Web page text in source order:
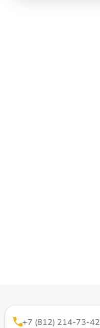
+7 (812) 214-73-42